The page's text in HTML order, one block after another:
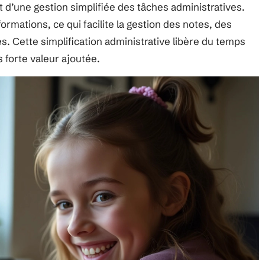
d’une gestion simplifiée des tâches administratives.
ce qui facilite la gestion des notes, des
Cette simplification administrative libère du temps
forte valeur ajoutée.